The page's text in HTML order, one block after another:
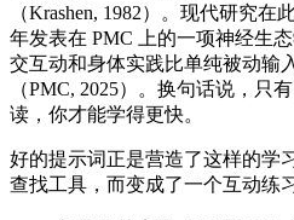
（Krashen, 1982）。现代研究
年发表在 PMC 上的一项神经生
交互动和身体实践比单纯被动输
（PMC, 2025）。换句话说，只有
读，你才能学得更快。
好的提示词正是营造了这样的学
查找工具，而变成了一个互动练